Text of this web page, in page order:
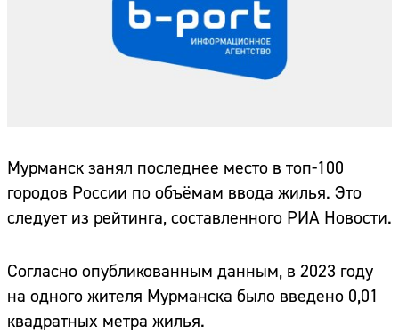
Мурманск занял последнее место в топ-100
городов России по объёмам ввода жилья. Это
следует из рейтинга, составленного РИА Новости.
Согласно опубликованным данным, в 2023 году
на одного жителя Мурманска было введено 0,01
квадратных метра жилья.